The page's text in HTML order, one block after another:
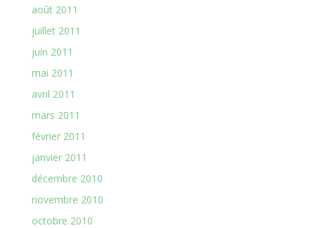
août 2011
juillet 2011
juin 2011
mai 2011
avril 2011
mars 2011
février 2011
janvier 2011
décembre 2010
novembre 2010
octobre 2010